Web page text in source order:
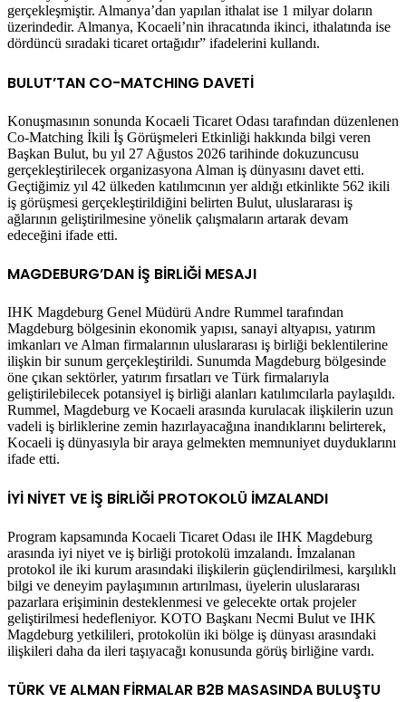
gerçekleşmiştir. Almanya’dan yapılan ithalat ise 1 milyar doların
üzerindedir. Almanya, Kocaeli’nin ihracatında ikinci, ithalatında ise
dördüncü sıradaki ticaret ortağıdır” ifadelerini kullandı.
BULUT’TAN CO-MATCHING DAVETİ
Konuşmasının sonunda Kocaeli Ticaret Odası tarafından düzenlenen
Co-Matching İkili İş Görüşmeleri Etkinliği hakkında bilgi veren
Başkan Bulut, bu yıl 27 Ağustos 2026 tarihinde dokuzuncusu
gerçekleştirilecek organizasyona Alman iş dünyasını davet etti.
Geçtiğimiz yıl 42 ülkeden katılımcının yer aldığı etkinlikte 562 ikili
iş görüşmesi gerçekleştirildiğini belirten Bulut, uluslararası iş
ağlarının geliştirilmesine yönelik çalışmaların artarak devam
edeceğini ifade etti.
MAGDEBURG’DAN İŞ BİRLİĞİ MESAJI
IHK Magdeburg Genel Müdürü Andre Rummel tarafından
Magdeburg bölgesinin ekonomik yapısı, sanayi altyapısı, yatırım
imkanları ve Alman firmalarının uluslararası iş birliği beklentilerine
ilişkin bir sunum gerçekleştirildi. Sunumda Magdeburg bölgesinde
öne çıkan sektörler, yatırım fırsatları ve Türk firmalarıyla
geliştirilebilecek potansiyel iş birliği alanları katılımcılarla paylaşıldı.
Rummel, Magdeburg ve Kocaeli arasında kurulacak ilişkilerin uzun
vadeli iş birliklerine zemin hazırlayacağına inandıklarını belirterek,
Kocaeli iş dünyasıyla bir araya gelmekten memnuniyet duyduklarını
ifade etti.
İYİ NİYET VE İŞ BİRLİĞİ PROTOKOLÜ İMZALANDI
Program kapsamında Kocaeli Ticaret Odası ile IHK Magdeburg
arasında iyi niyet ve iş birliği protokolü imzalandı. İmzalanan
protokol ile iki kurum arasındaki ilişkilerin güçlendirilmesi, karşılıklı
bilgi ve deneyim paylaşımının artırılması, üyelerin uluslararası
pazarlara erişiminin desteklenmesi ve gelecekte ortak projeler
geliştirilmesi hedefleniyor. KOTO Başkanı Necmi Bulut ve IHK
Magdeburg yetkilileri, protokolün iki bölge iş dünyası arasındaki
ilişkileri daha da ileri taşıyacağı konusunda görüş birliğine vardı.
TÜRK VE ALMAN FİRMALAR B2B MASASINDA BULUŞTU